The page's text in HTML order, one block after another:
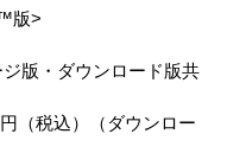
版>
版・ダウンロード版共
（税込）（ダウンロー